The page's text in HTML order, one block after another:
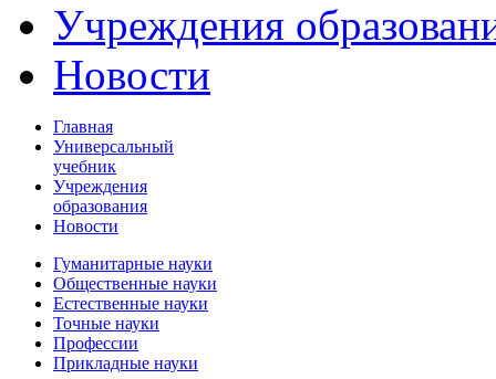
Учреждения
Новости
Главная
Универсальный
учебник
Учреждения
образования
Новости
Гуманитарные науки
Общественные науки
Естественные науки
Точные науки
Профессии
Прикладные науки